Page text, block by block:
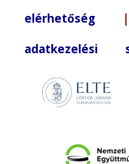
elérhetőség
adatkezelési